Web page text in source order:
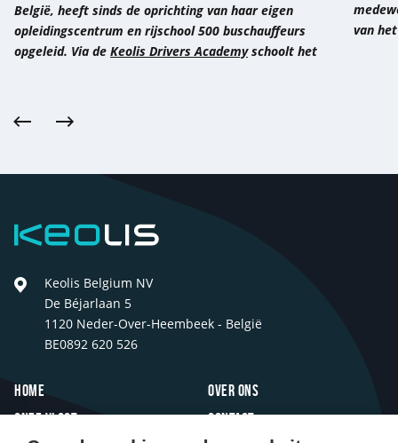
België, heeft sinds de oprichting van haar eigen
opleidingscentrum en rijschool 500 buschauffeurs
opgeleid. Via de Keolis Drivers Academyschoolt het
van
VorigeVolgende
Keolis
Keolis Belgium NV
De Béjarlaan 5
1120 Neder-Over-Heembeek - België
BE0892 620 526
Footer
Home
Onze vloot
Over ons
Contact